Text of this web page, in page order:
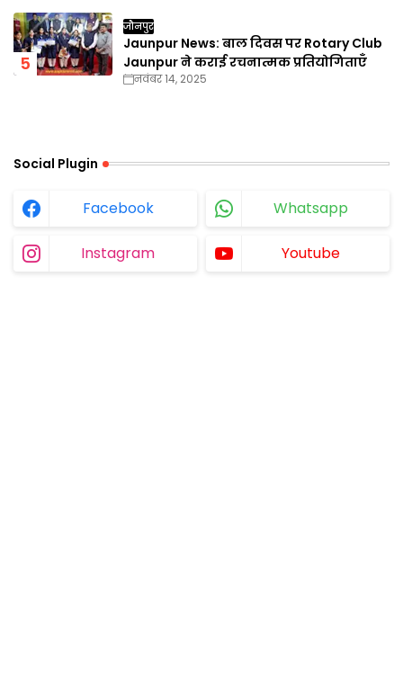
जौनपुर
Jaunpur News: बाल दिवस पर Rotary Club
Jaunpur ने कराई रचनात्मक प्रतियोगिताएँ
नवंबर 14, 2025
Social Plugin
Facebook Whatsapp
Instagram Youtube